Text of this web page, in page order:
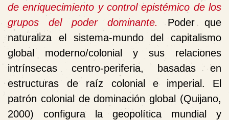
de enriquecimiento y control epistémico de los
grupos del poder dominante. Poder que
naturaliza el sistema-mundo del capitalismo
global moderno/colonial y sus relaciones
intrínsecas centro-periferia, basadas en
estructuras de raíz colonial e imperial. El
patrón colonial de dominación global (Quijano,
2000) configura la geopolítica mundial y